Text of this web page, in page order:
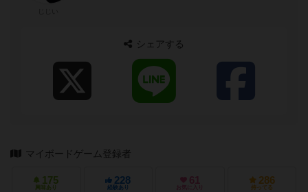
シェアする
マイボードゲーム登録者
175
興味あり
228
経験あり
61
お気に入り
286
持ってる